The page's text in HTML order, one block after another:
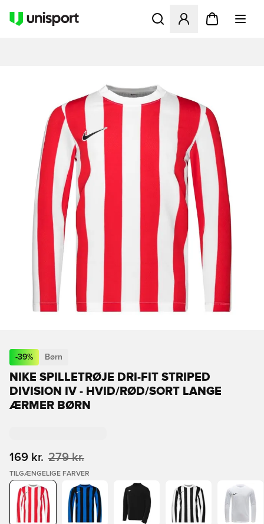
Åbner en Modal til at
-39% Børn
NIKE SPILLETRØJE DRI-FIT STRIPED
DIVISION IV - HVID/RØD/SORT LANGE
ÆRMER BØRN
169 kr. 279 kr.
TILGÆNGELIGE FARVER